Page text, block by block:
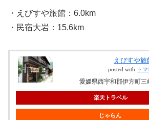
・えびすや旅館：6.0km
・民宿大岩：15.6km
えびすや旅
posted with ト
愛媛県西宇和郡伊方町三
楽天トラベル
じゃらん